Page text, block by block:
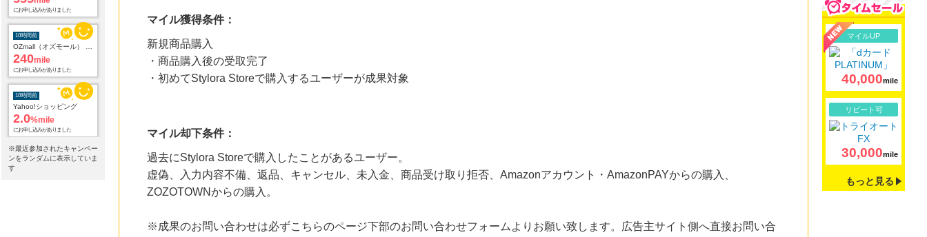
10時間前
OZmall（オズモール） グルメ予約
240
にお申し込みがありました
10時間前
Yahoo!ショッピング
2.0
にお申し込みがありました
10時間前
電子貸本Renta!
14.0%mile
にお申し込みがありました
※最近参加されたキャンペー
ンをランダムに表示していま
す
マイル獲得条件：
新規商品購入
・商品購入後の受取完了
・初めてStylora Storeで購入するユーザーが成果対象
マイル却下条件：
過去にStylora Storeで購入したことがあるユーザー。
虚偽、入力内容不備、返品、キャンセル、未入金、商品受け取り拒否、Amazonアカウント・AmazonPAYからの購入、
ZOZOTOWNからの購入。
※成果のお問い合わせは必ずこちらのページ下部のお問い合わせフォームよりお願い致します。広告主サイト側へ直接お問い合
マイルUP
40,000mile
リピート可
30,000mile
もっと見る